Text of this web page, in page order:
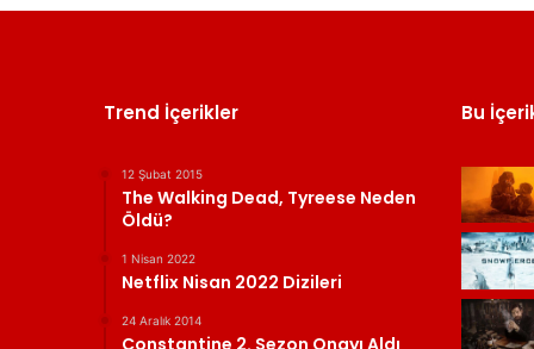
Trend İçerikler
12 Şubat 2015
The Walking Dead, Tyreese Neden
Öldü?
1 Nisan 2022
Netflix Nisan 2022 Dizileri
24 Aralık 2014
Constantine 2. Sezon Onayı Aldı
Bu